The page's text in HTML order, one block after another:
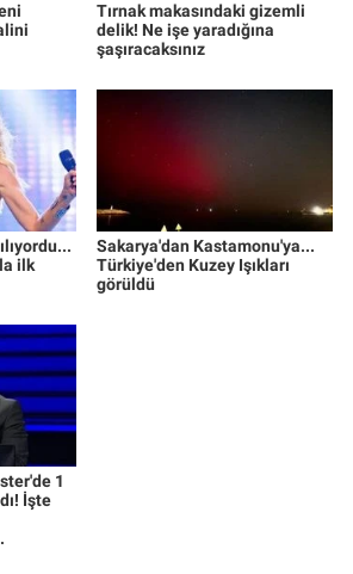
Tırnak makasındaki gizemli
delik! Ne işe yaradığına
şaşıracaksınız
ilk
Sakarya'dan Kastamonu'ya...
Türkiye'den Kuzey Işıkları
görüldü
1
İşte